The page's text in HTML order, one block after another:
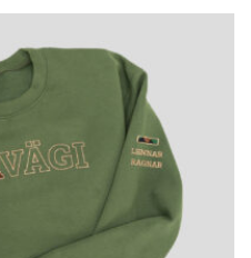
Multiple
Variants.
The
Options